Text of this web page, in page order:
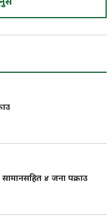
४ जना पक्राउ